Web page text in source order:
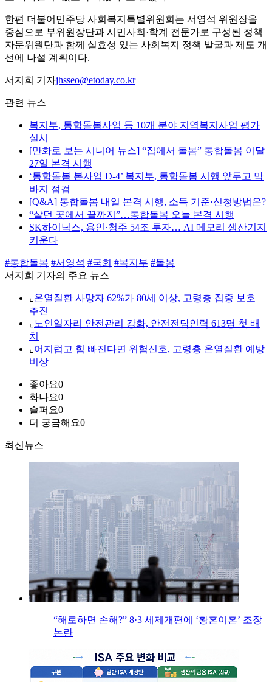
한편 더불어민주당 사회복지특별위원회는 서영석 위원장을
중심으로 부위원장단과 시민사회·학계 전문가로 구성된 정책
자문위원단과 함께 실효성 있는 사회복지 정책 발굴과 제도 개
선에 나설 계획이다.
서지희 기자jhsseo@etoday.co.kr
관련 뉴스
복지부, 통합돌봄사업 등 10개 분야 지역복지사업 평가
실시
[만화로 보는 시니어 뉴스] “집에서 돌봄” 통합돌봄 이달
27일 본격 시행
‘통합돌봄 본사업 D-4’ 복지부, 통합돌봄 시행 앞두고 막
바지 점검
[Q&A] 통합돌봄 내일 본격 시행, 소득 기준·신청방법은?
“살던 곳에서 끝까지”…통합돌봄 오늘 본격 시행
SK하이닉스, 용인·청주 54조 투자… AI 메모리 생산기지
키운다
#통합돌봄 #서영석 #국회 #복지부 #돌봄
서지희 기자의 주요 뉴스
⌞ 온열질환 사망자 62%가 80세 이상, 고령층 집중 보호
추진
⌞ 노인일자리 안전관리 강화, 안전전담인력 613명 첫 배
치
⌞ 어지럽고 힘 빠진다면 위험신호, 고령층 온열질환 예방
비상
좋아요0
화나요0
슬퍼요0
더 궁금해요0
최신뉴스
“해로하면 손해?” 8·3 세제개편에 ‘황혼이혼’ 조장
논란